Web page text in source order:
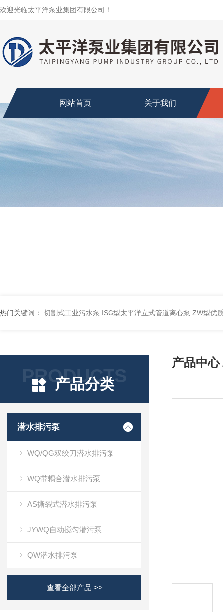
欢迎光临太平洋泵业集团有限公司！
网站首页 关于我们
热门关键词： 切割式工业污水泵 ISG型太平洋立式管道离心泵 ZW型优
PRODUCTS
产品分类
潜水排污泵
WQ/QG双绞刀潜水排污泵
WQ带耦合潜水排污泵
AS撕裂式潜水排污泵
JYWQ自动搅匀潜污泵
QW潜水排污泵
查看全部产品 >>
产品中心